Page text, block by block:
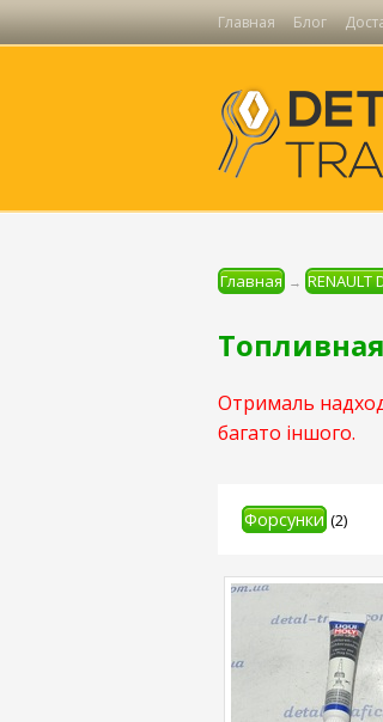
Главная Блог
Главная → RENAULT
Топливная
Отрималь
багато іншого.
Форсунки (2)